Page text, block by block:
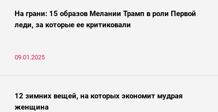
На грани: 15 образов Мелании Трамп в роли Первой
леди, за которые ее критиковали
09.01.2025
12 зимних вещей, на которых экономит мудрая
женщина